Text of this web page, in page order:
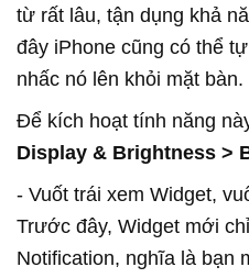
từ rất lâu, tận dụng khả
đây iPhone cũng có thể
nhấc nó lên khỏi mặt bàn.
Để kích hoạt tính năng
Display & Brightness >
- Vuốt trái xem Widget,
Trước đây, Widget mới
Notification, nghĩa là bạn